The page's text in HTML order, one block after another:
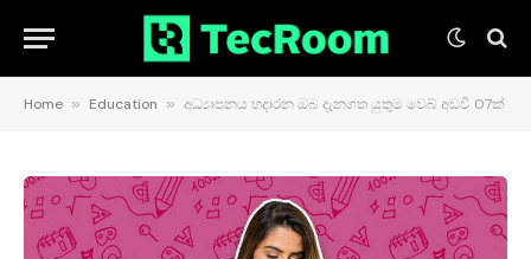
Home » Education » අධ්‍යාපනය හදාරන ඔබ දැනගත යුතුම වෙබ් අඩවි 07ක්